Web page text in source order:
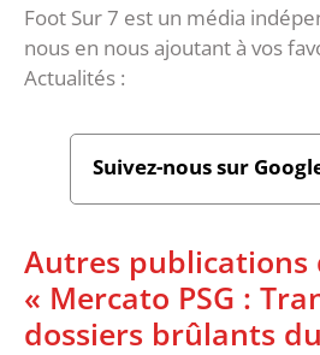
Foot Sur 7 est un média
nous en nous ajoutant à vos
Actualités :
Suivez-nous sur
Autres publications
« Mercato PSG :
dossiers brûlants